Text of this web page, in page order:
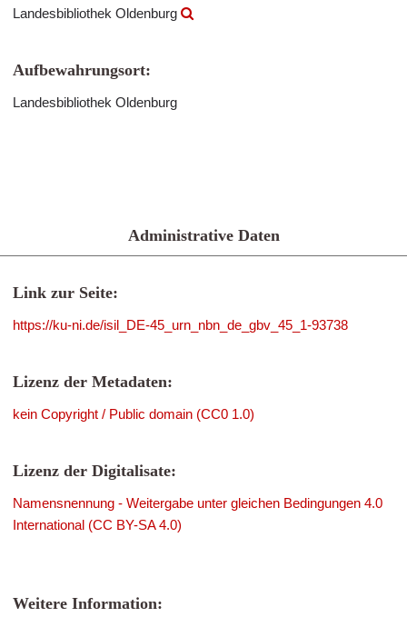
Landesbibliothek Oldenburg
Aufbewahrungsort:
Landesbibliothek Oldenburg
Administrative Daten
Link zur Seite:
https://ku-ni.de/isil_DE-45_urn_nbn_de_gbv_45_1-93738
Lizenz der Metadaten:
kein Copyright / Public domain (CC0 1.0)
Lizenz der Digitalisate:
Namensnennung - Weitergabe unter gleichen Bedingungen 4.0
International (CC BY-SA 4.0)
Weitere Information: